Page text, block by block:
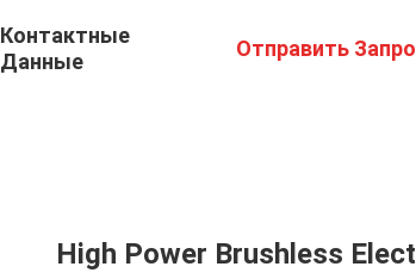
Контактные
Данные
Отправить
High Power Brushless